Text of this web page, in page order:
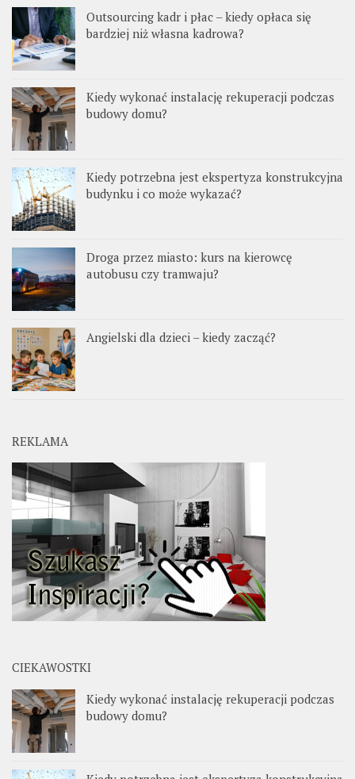
Outsourcing kadr i płac – kiedy opłaca się
bardziej niż własna kadrowa?
Kiedy wykonać instalację rekuperacji podczas
budowy domu?
Kiedy potrzebna jest ekspertyza konstrukcyjna
budynku i co może wykazać?
Droga przez miasto: kurs na kierowcę
autobusu czy tramwaju?
Angielski dla dzieci – kiedy zacząć?
REKLAMA
CIEKAWOSTKI
Kiedy wykonać instalację rekuperacji podczas
budowy domu?